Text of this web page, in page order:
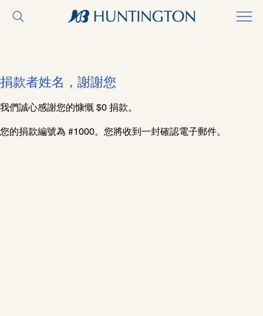
捐款者姓名，謝謝您
我們誠心感謝您的慷慨 $0 捐款。
您的捐款編號為 #1000。您將收到一封確認電子郵件。